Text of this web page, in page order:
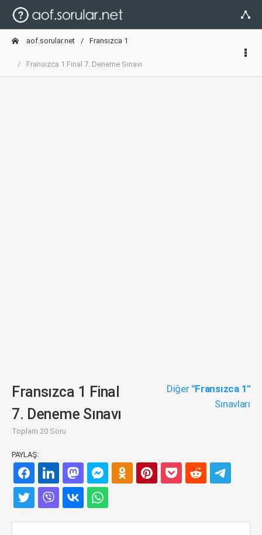
aof.sorular.net Fransızca 1
Fransızca 1 Final 7. Deneme Sınavı
Fransızca 1 Final
7. Deneme Sınavı
Toplam 20 Soru
Diğer "Fransızca 1"
Sınavları
PAYLAŞ: